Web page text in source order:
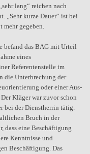
lang“ reichen nach
„Sehr kurze Dauer“ ist bei
mehr gegeben.
befand das BAG mit Urteil
eines
Referentenstelle im
die Unterbrechung der
oder einer Aus-
Kläger war zuvor schon
bei der Dienstherrin tätig.
Bruch in der
dass eine Beschäftigung
Kenntnisse und
Beschäftigung. Das